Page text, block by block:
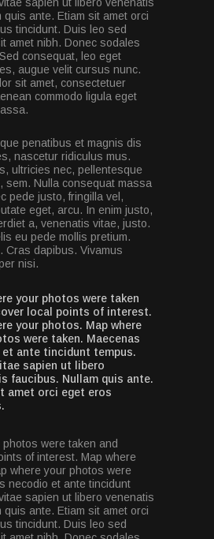
sapien ut libero venenatis
quis ante. Etiam sit amet orci
tincidunt. Duis leo sed
amet nibh. Donec sodales
consequat, leo eget
augue velit cursus nunc.
sit amet, consectetuer
commodo ligula eget
penatibus et magnis dis
nascetur ridiculus mus.
ultricies nec, pellentesque
sem. Nulla consequat massa
pede justo, fringilla vel,
eget, arcu. In enim justo,
a, venenatis vitae, justo.
eu pede mollis pretium.
Cras dapibus. Vivamus
nisi.
your photos were taken
local points of interest.
your photos. Map where
were taken. Maecenas
et ante tincidunt tempus.
sapien ut libero
faucibus. Nullam quis ante.
amet orci eget eros
were taken and
of interest. Map where
where your photos were
necodio et ante tincidunt
sapien ut libero venenatis
quis ante. Etiam sit amet orci
tincidunt. Duis leo sed